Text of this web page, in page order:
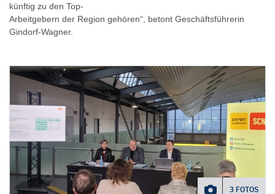
künftig zu den Top-
Arbeitgebern der Region gehören“, betont Geschäftsführerin
Gindorf-Wagner.
3 FOTOS